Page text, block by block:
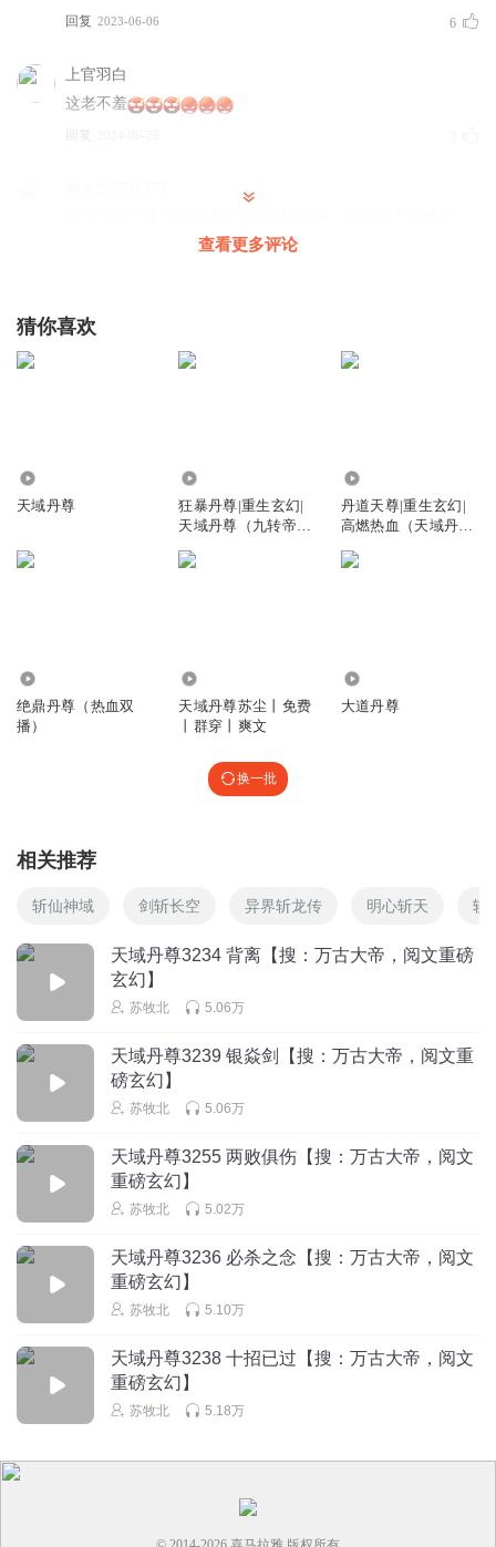
回复 2023-06-06 6
上官羽白
这老不羞
回复
要，总是获得感悟，七八九级升的很快呀
清风紫月_ur
男主真倒霉，遇见的势力都那么弱
好好好！就该死！狂妄自大目中无人心思歹毒的女人就该
死！
1
小爱宝QAQ
什么样的师傅什么样的徒弟 活该
倒霉，每次加入势力那么弱。没好好培养他
回复
旅途花香
小壁虎干的漂亮！男主干脆利落霸气！
2024-09-08
孤独冷落人心
壁虎:想不到吧
回复
查看更多评论
猜你喜欢
天域丹尊
狂暴丹尊|重生玄幻|
天域丹尊（九转帝尊
丹道天尊|重生玄幻|
高燃热血（天域丹
绝鼎丹尊（热血双
播）
天域丹尊苏尘丨免费
丨群穿丨爽文
大道丹尊
换一批
相关推荐
斩仙神域 剑斩长空 异界斩龙传 明心斩天 斩
天域丹尊3234 背离【搜：万古大帝，阅文重磅
玄幻】
苏牧北 5.06万
天域丹尊3239 银焱剑【搜：万古大帝，阅文重
磅玄幻】
苏牧北 5.06万
天域丹尊3255 两败俱伤【搜：万古大帝，阅文
重磅玄幻】
苏牧北 5.02万
天域丹尊3236 必杀之念【搜：万古大帝，阅文
重磅玄幻】
苏牧北 5.10万
天域丹尊3238 十招已过【搜：万古大帝，阅文
重磅玄幻】
苏牧北 5.18万